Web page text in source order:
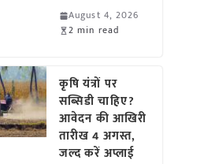
August 4, 2026
2 min read
कृषि यंत्रों पर
सब्सिडी चाहिए?
आवेदन की आखिरी
तारीख 4 अगस्त,
जल्द करें अप्लाई